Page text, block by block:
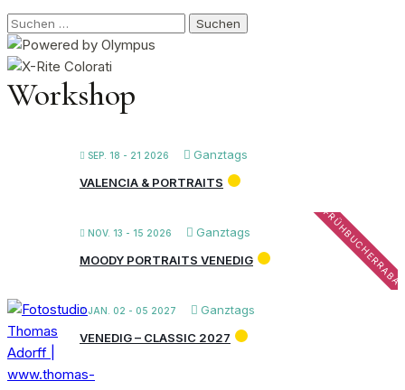
Suchen
nach:
Workshop
SEP. 18 - 21 2026
Ganztags
VALENCIA & PORTRAITS
NOV. 13 - 15 2026 Ganztags
MOODY PORTRAITS VENEDIG
JAN. 02 - 05 2027
Ganztags
VENEDIG – CLASSIC 2027